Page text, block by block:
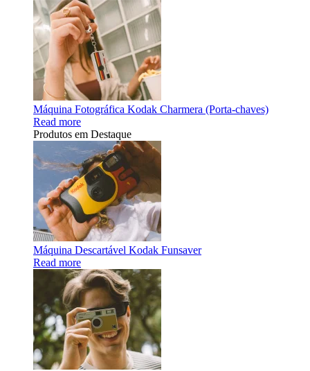
Máquina Fotográfica Kodak Charmera (Porta-chaves)
Read more
Produtos em Destaque
Máquina Descartável Kodak Funsaver
Read more